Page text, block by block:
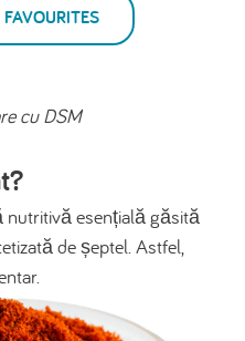
cu DSM
nutritivă esențială găsită
de șeptel. Astfel,